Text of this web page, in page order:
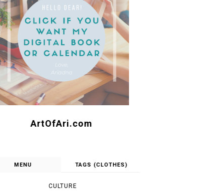
ArtOfAri.com
MENU TAGS (CLOTHES)
CULTURE